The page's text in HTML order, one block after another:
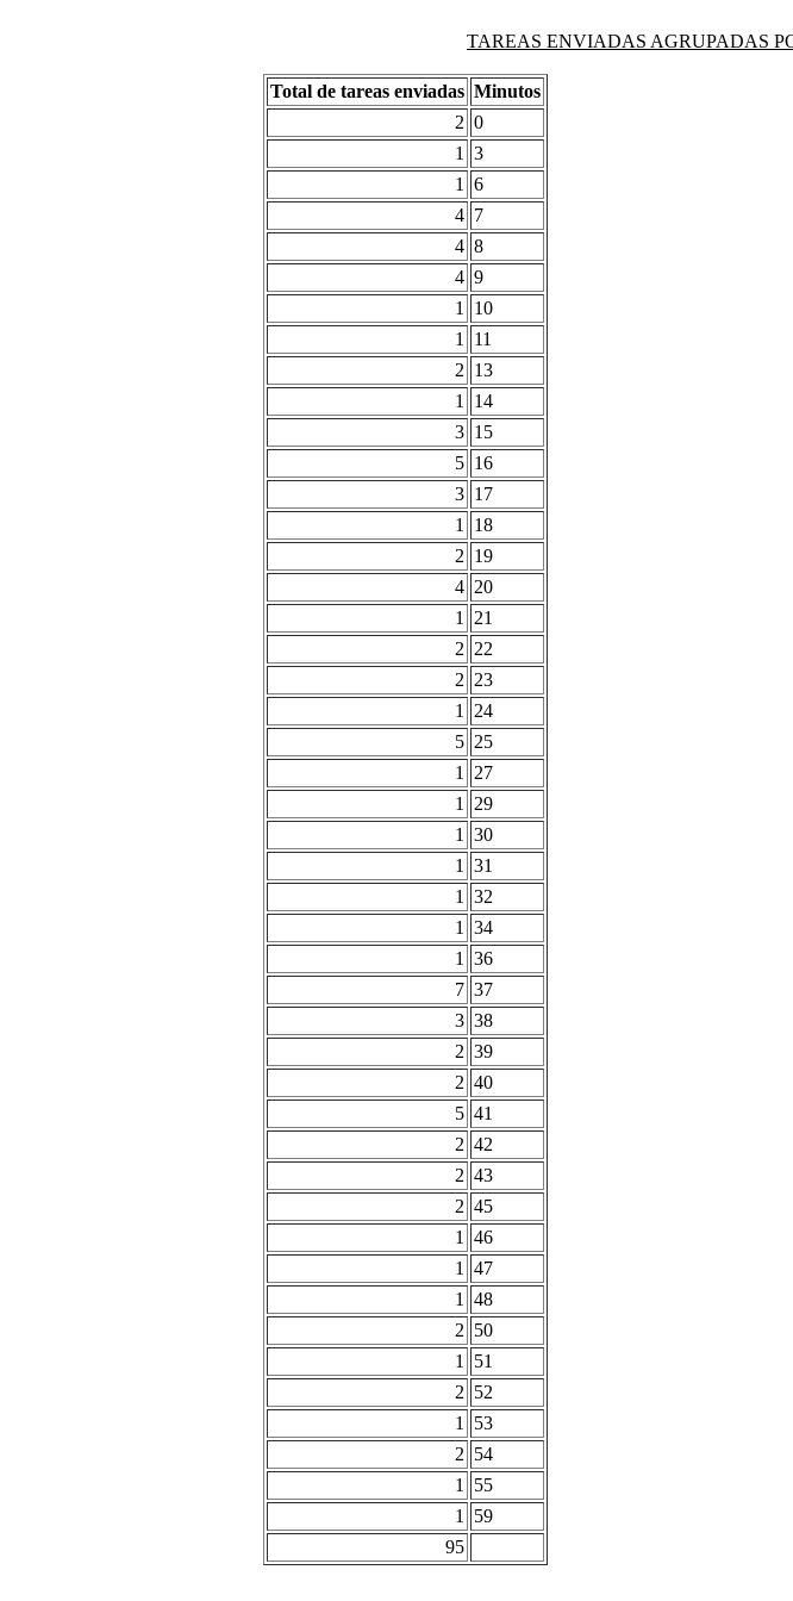
TAREAS ENVIADAS AGRUPADAS
Total de tareas enviadas Minutos
2 0
1
3
1
6
4 7
4 8
4 9
1
10
1
11
2 13
1
14
3 15
5 16
3 17
1
18
2 19
4 20
1
21
2 22
2 23
1
24
5 25
1
27
1
29
1
30
1
31
1
32
1
34
1
36
7 37
3 38
2 39
2 40
5 41
2 42
2 43
2 45
1
46
1
47
1
48
2 50
1
51
2 52
1
53
2 54
1
55
1
59
95